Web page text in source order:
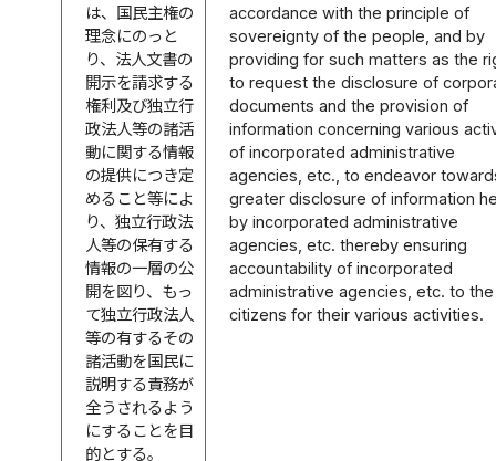
は、国民主権の
理念にのっと
り、法人文書の
開示を請求する
権利及び独立行
政法人等の諸活
動に関する情報
の提供につき定
めること等によ
り、独立行政法
人等の保有する
情報の一層の公
開を図り、もっ
て独立行政法人
等の有するその
諸活動を国民に
説明する責務が
全うされるよう
にすることを目
的とする。
accordance with the principle of
sovereignty of the people, and by
providing for such matters as the
to request the disclosure of
documents and the provision of
information concerning various
of incorporated administrative
agencies, etc., to endeavor
greater disclosure of information
by incorporated administrative
agencies, etc. thereby ensuring
accountability of incorporated
administrative agencies, etc. to the
citizens for their various activities.